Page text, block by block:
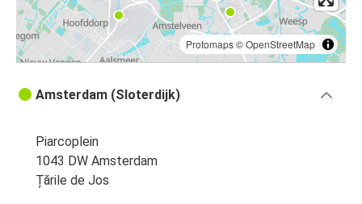
Protomaps©OpenStreetMap
Amsterdam (Sloterdijk)
Piarcoplein
1043 DW Amsterdam
Țările de Jos